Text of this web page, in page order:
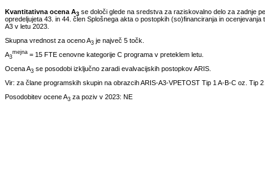
Kvantitativna ocena A3 se določi glede na sredstva za raziskovalno delo za zadnje
opredeljujeta 43. in 44. člen Splošnega akta o postopkih (so)financiranja in
A3 v letu 2023.
Skupna vrednost za oceno A3 je največ 5 točk.
A3
mejna = 15 FTE cenovne kategorije C programa v preteklem letu.
Ocena A3 se posodobi izključno zaradi evalvacijskih postopkov ARIS.
Vir: za člane programskih skupin na obrazcih ARIS-A3-VPETOST Tip 1 A-B-C oz. Tip 2
Posodobitev ocene A3 za poziv v 2023: NE